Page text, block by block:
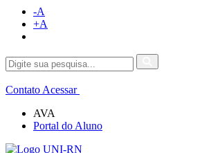
-A
+A
Contato Acessar
AVA
Portal do Aluno